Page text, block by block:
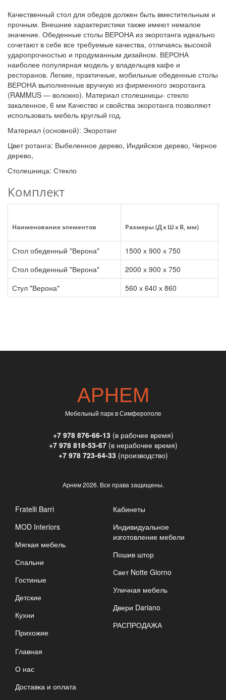
Качественный стол для обедов должен быть вместительным и
прочным. Внешние характеристики также имеют немалое
значение. Обеденные столы ВЕРОНА из экоротанга идеально
сочетают в себе все требуемые качества, отличаясь высокой
ударопрочностью и продуманным дизайном. ВЕРОНА
наиболее популярная модель у владельцев кафе и
ресторанов. Легкие, практичные, мобильные обеденные столы
ВЕРОНА выполненные вручную из фирменного экоротанга
(RAMMUS — волокно). Материал столешницы- стекло
закаленное, 6 мм Качество и свойства экоротанга позволяют
использовать мебель круглый год.
Материал (основной): Экоротанг
Цвет ротанга: Выбеленное дерево, Индийское дерево, Черное
дерево,
Столешница: Стекло
Комплект
Наименование элементов Размеры (Д x Ш x В, мм)
Стол обеденный "Верона"
1500 х 900 х 750
Стол обеденный "Верона"
2000 х 900 х 750
Стул "Верона"
560 х 640 х 860
АРНЕМ
Мебельный парк в Симферополе
+7 978 876-66-13(в рабочее время)
+7 978 818-53-67(в нерабочее время)
+7 978 723-64-33(производство)
Арнем2026. Все права защищены.
Fratelli Barri
MOD Interiors
Мягкая мебель
Спальни
Гостиные
Детские
Кухни
Прихожие
Кабинеты
Индивидуальное
изготовление мебели
Пошив штор
Свет Notte Giorno
Уличная мебель
Двери Dariano
РАСПРОДАЖА
Главная
О нас
Доставка и оплата